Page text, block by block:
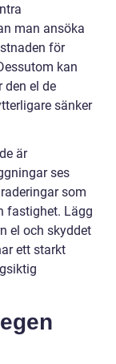
man ansöka
för
kan
den el de
sänker
är
ses
som
fastighet. Lägg
el och skyddet
ett starkt